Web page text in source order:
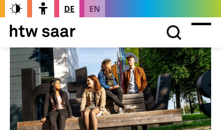
DE EN